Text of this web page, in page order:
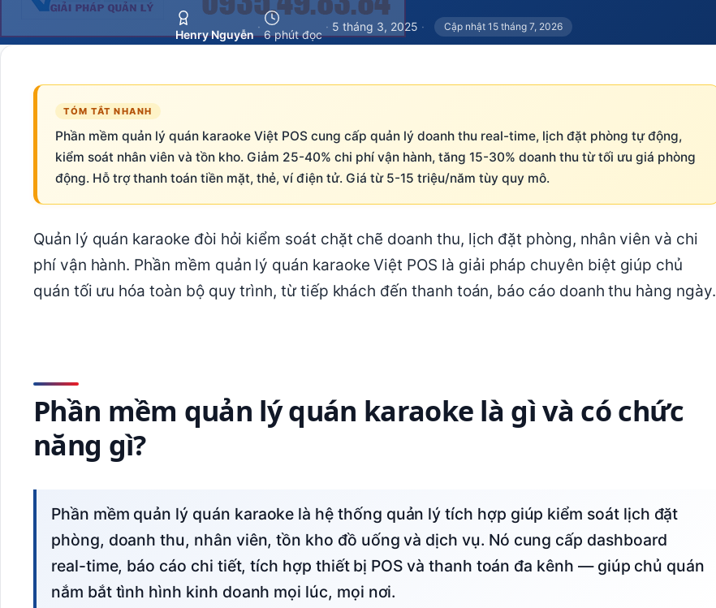
Henry Nguyễn
·
6 phút đọc
· 5 tháng 3, 2025 · Cập nhật 15 tháng 7, 2026
TÓM TẮT NHANH
Phần mềm quản lý quán karaoke Việt POS cung cấp quản lý doanh thu real-time, lịch đặt phòng tự động,
kiểm soát nhân viên và tồn kho. Giảm 25-40% chi phí vận hành, tăng 15-30% doanh thu từ tối ưu giá phòng
động. Hỗ trợ thanh toán tiền mặt, thẻ, ví điện tử. Giá từ 5-15 triệu/năm tùy quy mô.
Quản lý quán karaoke đòi hỏi kiểm soát chặt chẽ doanh thu, lịch đặt phòng, nhân viên và chi
phí vận hành. Phần mềm quản lý quán karaoke Việt POS là giải pháp chuyên biệt giúp chủ
quán tối ưu hóa toàn bộ quy trình, từ tiếp khách đến thanh toán, báo cáo doanh thu hàng ngày.
Phần mềm quản lý quán karaoke là gì và có chức
năng gì?
Phần mềm quản lý quán karaoke là hệ thống quản lý tích hợp giúp kiểm soát lịch đặt
phòng, doanh thu, nhân viên, tồn kho đồ uống và dịch vụ. Nó cung cấp dashboard
real-time, báo cáo chi tiết, tích hợp thiết bị POS và thanh toán đa kênh — giúp chủ quán
nắm bắt tình hình kinh doanh mọi lúc, mọi nơi.